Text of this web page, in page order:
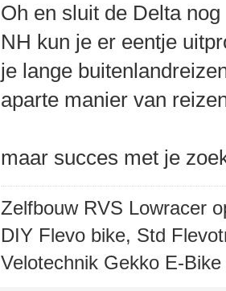
Oh en sluit de Delta
NH kun je er eentje
je lange
aparte manier van
maar succes met je
Zelfbouw RVS Lowracer
DIY Flevo bike, Std
Velotechnik Gekko E-Bike